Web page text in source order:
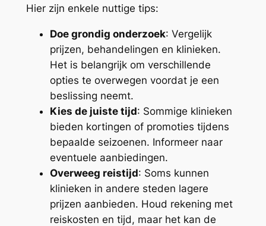
Hier zijn enkele nuttige tips:
Doe grondig onderzoek: Vergelijk
prijzen, behandelingen en klinieken.
Het is belangrijk om verschillende
opties te overwegen voordat je een
beslissing neemt.
Kies de juiste tijd: Sommige klinieken
bieden kortingen of promoties tijdens
bepaalde seizoenen. Informeer naar
eventuele aanbiedingen.
Overweeg reistijd: Soms kunnen
klinieken in andere steden lagere
prijzen aanbieden. Houd rekening met
reiskosten en tijd, maar het kan de